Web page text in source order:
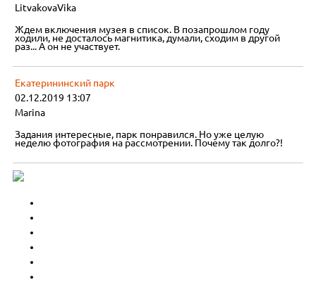
LitvakovaVika
Ждем включения музея в список. В позапрошлом году
ходили, не досталось магнитика, думали, сходим в другой
раз... А он не участвует.
Екатерининский парк
02.12.2019 13:07
Marina
Задания интересные, парк понравился. Но уже целую
неделю фотография на рассмотрении. Почему так долго?!